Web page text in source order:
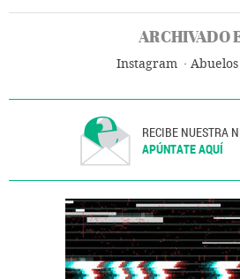
ARCHIVADO
Instagram Abuelos
RECIBE NUESTRA
APÚNTATE AQUÍ